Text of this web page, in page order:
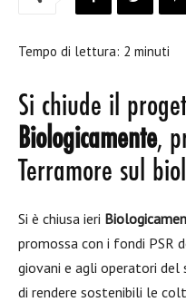
Tempo di lettura: 2 minuti
Si chiude il
Biologicamente,
Terramore sul
Si è chiusa ieri
promossa con i fondi PSR
giovani e agli operatori del
di rendere sostenibili le